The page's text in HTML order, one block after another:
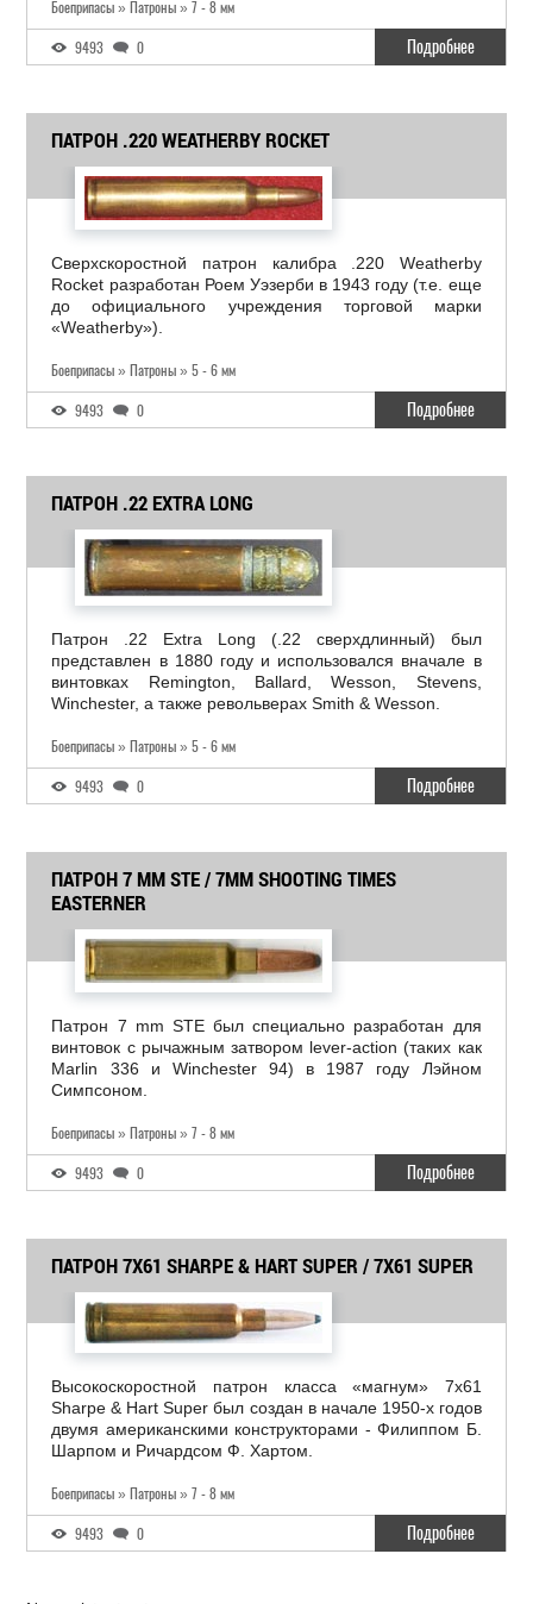
Боеприпасы » Патроны » 7 - 8 мм
9493 0 Подробнее
ПАТРОН .220 WEATHERBY ROCKET
Сверхскоростной патрон калибра .220 Weatherby
Rocket разработан Роем Уэзерби в 1943 году (т.е. еще
до официального учреждения торговой марки
«Weatherby»).
Боеприпасы » Патроны » 5 - 6 мм
9493 0 Подробнее
ПАТРОН .22 EXTRA LONG
Патрон .22 Extra Long (.22 сверхдлинный) был
представлен в 1880 году и использовался вначале в
винтовках Remington, Ballard, Wesson, Stevens,
Winchester, а также револьверах Smith & Wesson.
Боеприпасы » Патроны » 5 - 6 мм
9493 0 Подробнее
ПАТРОН 7 MM STE / 7MM SHOOTING TIMES
EASTERNER
Патрон 7 mm STE был специально разработан для
винтовок с рычажным затвором lever-action (таких как
Marlin 336 и Winchester 94) в 1987 году Лэйном
Симпсоном.
Боеприпасы » Патроны » 7 - 8 мм
9493 0 Подробнее
ПАТРОН 7X61 SHARPE & HART SUPER / 7X61 SUPER
Высокоскоростной патрон класса «магнум» 7x61
Sharpe & Hart Super был создан в начале 1950-х годов
двумя американскими конструкторами - Филиппом Б.
Шарпом и Ричардсом Ф. Хартом.
Боеприпасы » Патроны » 7 - 8 мм
9493 0 Подробнее